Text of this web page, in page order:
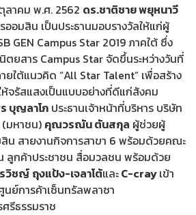
าคม พ.ศ. 2562 ดร.ชาติชาย พยุหนาวี
ออมสิน เป็นประธานมอบรางวัลให้แก่ผู้
GEN Campus Star 2019 ภาคใต้ ซึ่ง
ยสาร Campus Star จัดขึ้นระหว่างวันที่
ใต้แนวคิด “All Star Talent” เพื่อสร้าง
จรัสแสงเป็นแบบอย่างที่ดีแก่สังคม
บุญลาโภ ประธานเจ้าหน้าที่บริหาร บริษัท
มหาชน) คุณวรณัน ตันสกุล ผู้ช่วยผู้
น สายงานกิจการสาขา 6 พร้อมด้วยคณะ
ลูกค้าประชาชน สื่อมวลชน พร้อมด้วย
วิชญ์ ถุงแป้ง-เจลาโต้และC-crayเข้า
ย์การค้าเซ็นทรัลพลาซา
รีธรรมราช